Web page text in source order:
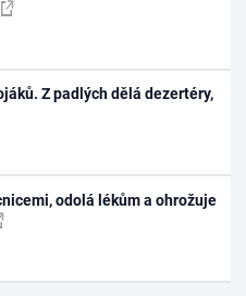
Z padlých dělá dezertéry,
odolá lékům a ohrožuje